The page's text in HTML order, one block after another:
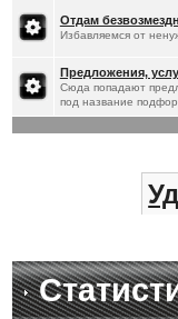
Отдам
Избавляемся от
Предложения,
Сюда попадают
под название